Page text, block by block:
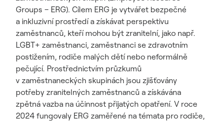
Groups – ERG). Cílem ERG je vytvářet bezpečné
a inkluzivní prostředí a získávat perspektivu
zaměstnanců, kteří mohou být zranitelní, jako např.
LGBT+ zaměstnanci, zaměstnanci se zdravotním
postižením, rodiče malých dětí nebo neformálně
pečující. Prostřednictvím průzkumů
v zaměstnaneckých skupinách jsou zjišťovány
potřeby zranitelných zaměstnanců a získávána
zpětná vazba na účinnost přijatých opatření. V roce
2024 fungovaly ERG zaměřené na témata pro rodiče,